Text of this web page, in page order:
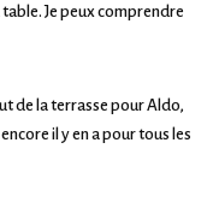
Je peux comprendre
de la terrasse pour Aldo,
il y en a pour tous les